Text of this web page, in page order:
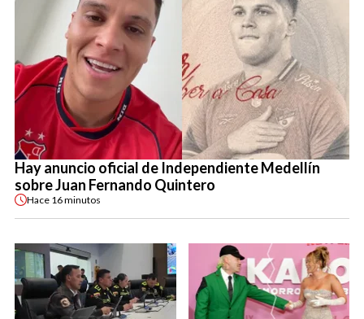
Hay anuncio oficial de Independiente Medellín
sobre Juan Fernando Quintero
Hace 16 minutos